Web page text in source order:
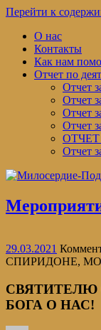
Перейти к
О нас
Контакты
Как нам
Отчет по
Отчет
Отчет
Отчет
Отчет
ОТЧЕТ
Отчет
29.03.2021
СПИРИДОНЕ,
СВЯТИТЕЛЮ
БОГА О НАС!